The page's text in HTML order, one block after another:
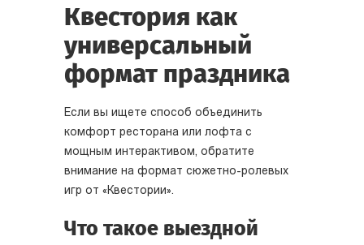
Квестория как
универсальный
формат праздника
Если вы ищете способ объединить
комфорт ресторана или лофта с
мощным интерактивом, обратите
внимание на формат сюжетно-ролевых
игр от «Квестории».
Что такое выездной